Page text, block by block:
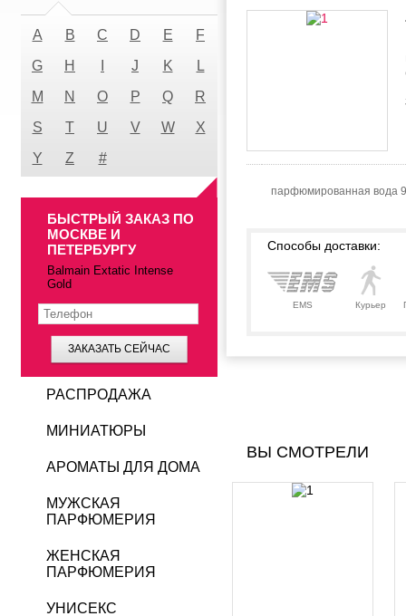
парфюмированная вода
Способы доставки:
EMS Курьер
ВЫ СМОТРЕЛИ
A B C D E
F
G
H J K
L
M
N O P Q
R
S
T U V W
X
Y
Z #
БЫСТРЫЙ ЗАКАЗ ПО
МОСКВЕ И
ПЕТЕРБУРГУ
Balmain Extatic Intense
Gold
ЗАКАЗАТЬ СЕЙЧАС
РАСПРОДАЖА
МИНИАТЮРЫ
АРОМАТЫ ДЛЯ ДОМА
МУЖСКАЯ
ПАРФЮМЕРИЯ
ЖЕНСКАЯ
ПАРФЮМЕРИЯ
УНИСЕКС